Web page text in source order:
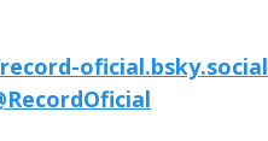
oficial.bsky.social